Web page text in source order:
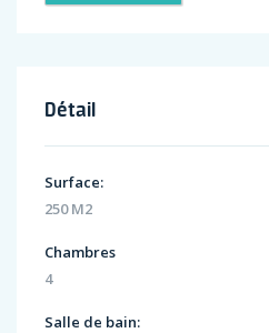
Détail
Surface:
250 M2
Chambres
4
Salle de bain: